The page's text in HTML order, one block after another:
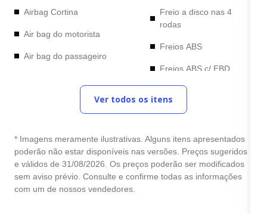
Airbag Cortina
Air bag do motorista
Air bag do passageiro
Alto falante
Alto falantes dianteiros
Alto falantes traseiros
Freio a disco nas 4
rodas
Freios ABS
Freios ABS c/ EBD
Limpador traseiro
Luz de cortesia no teto
Maçanetas na cor do
veículo
Ver todos os itens
* Imagens meramente ilustrativas. Alguns itens apresentados
poderão não estar disponíveis nas versões. Preços sugeridos
e válidos de 31/08/2026. Os preços poderão ser modificados
sem aviso prévio. Consulte e confirme todas as informações
com um de nossos vendedores.